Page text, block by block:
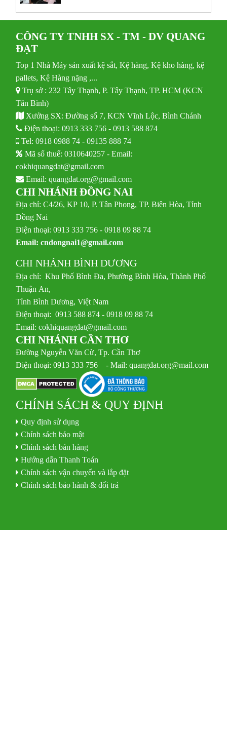
CÔNG TY TNHH SX - TM - DV QUANG
ĐẠT
Top 1 Nhà Máy sản xuất kệ sắt, Kệ hàng, Kệ kho hàng, kệ
pallets, Kệ Hàng nặng ,...
Trụ sở : 232 Tây Thạnh, P. Tây Thạnh, TP. HCM (KCN
Tân Bình)
Xưởng SX: Đường số 7, KCN Vĩnh Lộc, Bình Chánh
Điện thoại:0913 333 756 -0913 588 874
Tel:0918 0988 74 -09135 888 74
Mã số thuế: 0310640257 - Email:
cokhiquangdat@gmail.com
Email:quangdat.org@gmail.com
CHI NHÁNH ĐỒNG NAI
Địa chỉ: C4/26, KP 10, P. Tân Phong, TP. Biên Hòa, Tỉnh
Đồng Nai
Điện thoại: 0913 333 756 - 0918 09 88 74
Email:cndongnai1@gmail.com
CHI NHÁNH BÌNH DƯƠNG
Địa chỉ: Khu Phố Bình Đa, Phường Bình Hòa, Thành Phố
Thuận An,
Tỉnh Bình Dương, Việt Nam
Điện thoại: 0913 588 874 - 0918 09 88 74
Email:cokhiquangdat@gmail.com
CHI NHÁNH CẦN THƠ
Đường Nguyễn Văn Cừ, Tp. Cần Thơ
Điện thoại: 0913 333 756 - Mail: quangdat.org@mail.com
CHÍNH SÁCH & QUY ĐỊNH
Quy định sử dụng
Chính sách bảo mật
Chính sách bán hàng
Hướng dẫn Thanh Toán
Chính sách vận chuyển và lắp đặt
Chính sách bảo hành & đổi trả